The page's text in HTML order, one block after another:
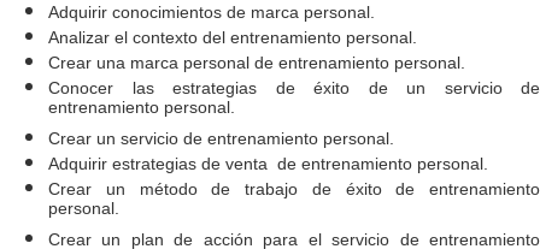
Adquirir conocimientos de marca personal.
Analizar el contexto del entrenamiento personal.
Crear una marca personal de entrenamiento personal.
Conocer las estrategias de éxito de un servicio de
entrenamiento personal.
Crear un servicio de entrenamiento personal.
Adquirir estrategias de venta de entrenamiento personal.
Crear un método de trabajo de éxito de entrenamiento
personal.
Crear un plan de acción para el servicio de entrenamiento